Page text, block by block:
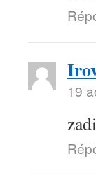
19